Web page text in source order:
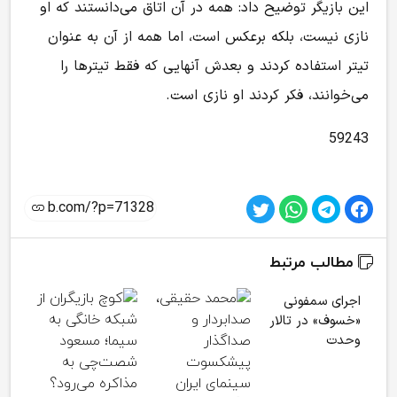
این بازیگر توضیح داد: همه در آن اتاق می‌دانستند که او
نازی نیست، بلکه برعکس است، اما همه از آن به عنوان
تیتر استفاده کردند و بعدش آنهایی که فقط تیترها را
می‌خوانند، فکر ‌کردند او نازی است.
59243
مطالب مرتبط
اجرای سمفونی
«خسوف» در تالار
وحدت